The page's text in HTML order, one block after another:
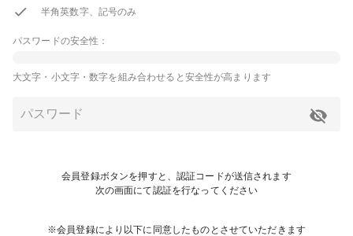
半角英数字、記号のみ
パスワードの安全性：
大文字・小文字・数字を組み合わせると安全性が高まります
会員登録ボタンを押すと、認証コードが送信されます
次の画面にて認証を行なってください
※会員登録により以下に同意したものとさせていただきます